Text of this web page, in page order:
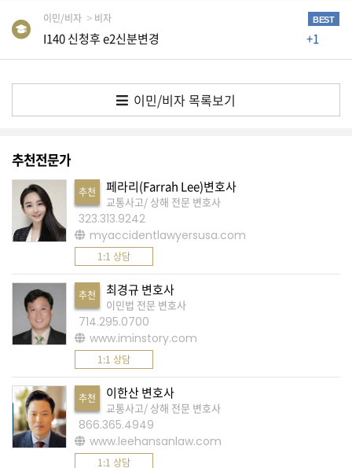
어
간
방
글
을
금
합
니
다
빈
번
호
조
이민/비자 비자 BEST
I140 신청후 e2신분변경 +1
이민/비자 목록보기
추천전문가
추천 페라리(Farrah Lee)변호사
교통사고/ 상해 전문 변호사
323.313.9242
myaccidentlawyersusa.com
1:1 상담
추천 최경규 변호사
이민법 전문 변호사
714.295.0700
www.iminstory.com
1:1 상담
추천 이한산 변호사
교통사고/ 상해 전문 변호사
866.365.4949
www.leehansanlaw.com
1:1 상담